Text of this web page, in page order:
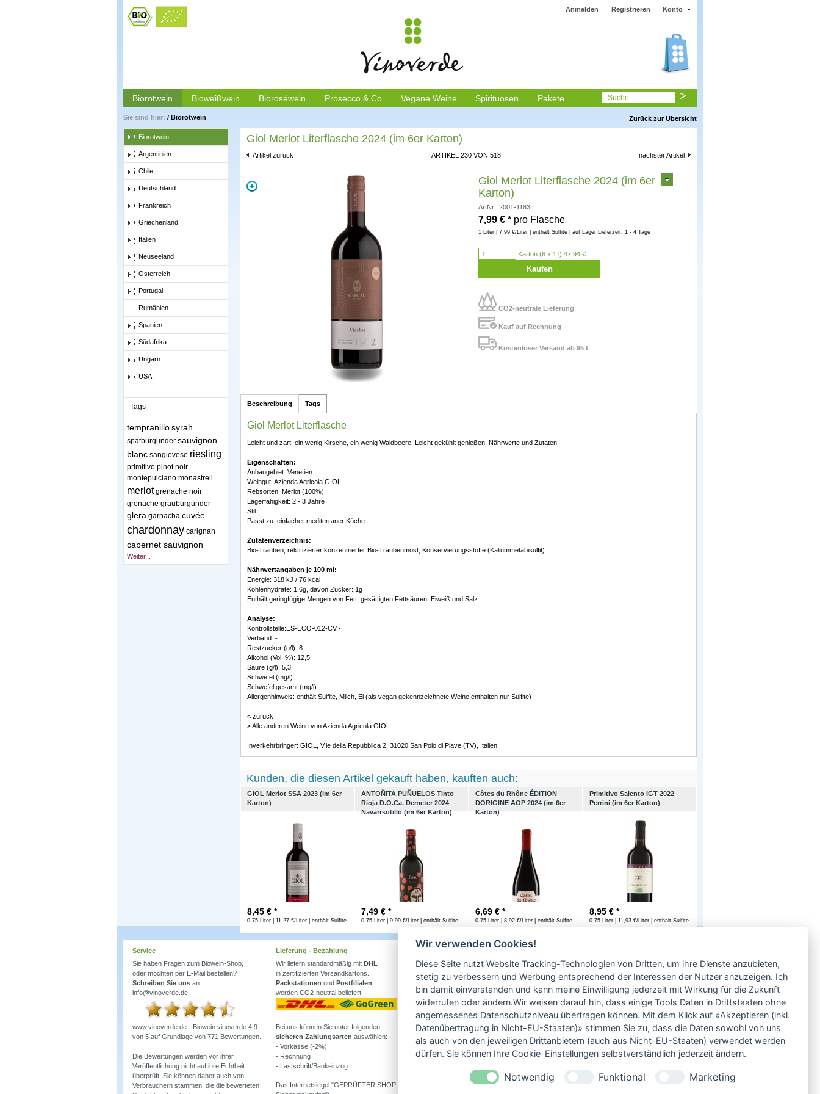
Konto
Anmelden Registrieren
Biorotwein Bioweißwein Bioroséwein Prosecco & Co Vegane Weine Spirituosen Pakete Suche
Sie sind hier: / Biorotwein
Biorotwein
Argentinien
Chile
Deutschland
Frankreich
Griechenland
Italien
Neuseeland
Österreich
Portugal
Rumänien
Spanien
Südafrika
Ungarn
USA
Tags
tempranillosyrah
spätburgunder sauvignon
blanc sangiovese riesling
primitivo pinot noir
montepulciano monastrell
merlot grenache noir
grenache grauburgunder
glera garnacha cuvée
chardonnay carignan
cabernet sauvignon
Weiter...
Zurück zur Übersicht
Giol Merlot Literflasche 2024 (im 6er Karton)
Artikel zurück ARTIKEL 230 VON 518 nächster Artikel
Giol Merlot Literflasche 2024 (im 6er
Karton)
ArtNr.: 2001-1183
7,99 € * pro Flasche
1 Liter | 7,99 €/Liter | enthält Sulfite | auf Lager Lieferzeit: 1 - 4 Tage
Karton (6 x 1 l) 47,94 €
Kaufen
CO2-neutrale Lieferung
Kauf auf Rechnung
Kostenloser Versand ab 95 €
Beschreibung Tags
Giol Merlot Literflasche
Leicht und zart, ein wenig Kirsche, ein wenig Waldbeere. Leicht gekühlt genießen. Nährwerte und Zutaten
Eigenschaften:
Anbaugebiet: Venetien
Weingut: Azienda Agricola GIOL
Rebsorten: Merlot (100%)
Lagerfähigkeit: 2 - 3 Jahre
Stil:
Passt zu: einfacher mediterraner Küche
Zutatenverzeichnis:
Bio-Trauben, rektifizierter konzentrierter Bio-Traubenmost, Konservierungsstoffe (Kaliummetabisulfit)
Nährwertangaben je 100 ml:
Energie: 318 kJ / 76 kcal
Kohlenhydrate: 1,6g, davon Zucker: 1g
Enthält geringfügige Mengen von Fett, gesättigten Fettsäuren, Eiweiß und Salz.
Analyse:
Kontrollstelle:ES-ECO-012-CV -
Verband: -
Restzucker (g/l): 8
Alkohol (Vol. %): 12,5
Säure (g/l): 5,3
Schwefel (mg/l):
Schwefel gesamt (mg/l):
Allergenhinweis: enthält Sulfite, Milch, Ei (als vegan gekennzeichnete Weine enthalten nur Sulfite)
< zurück
> Alle anderen Weine von Azienda Agricola GIOL
Inverkehrbringer: GIOL, V.le della Repubblica 2, 31020 San Polo di Piave (TV), Italien
Kunden, die diesen Artikel gekauft haben, kauften auch:
GIOL Merlot SSA 2023 (im 6er
Karton)
8,45 € *
0.75 Liter | 11,27 €/Liter | enthält Sulfite
ANTOÑITA PUÑUELOS Tinto
Rioja D.O.Ca. Demeter 2024
Navarrsotillo (im 6er Karton)
7,49 € *
0.75 Liter | 9,99 €/Liter | enthält Sulfite
Côtes du Rhône ÉDITION
DORIGINE AOP 2024 (im 6er
Karton)
6,69 € *
0.75 Liter | 8,92 €/Liter | enthält Sulfite
Primitivo Salento IGT 2022
Perrini (im 6er Karton)
8,95 € *
0.75 Liter | 11,93 €/Liter | enthält Sulfite
Service
Sie haben Fragen zum Biowein-Shop,
oder möchten per E-Mail bestellen?
Schreiben Sie uns an
info@vinoverde.de
www.vinoverde.de - Biowein vinoverde 4.9
von 5 auf Grundlage von 771 Bewertungen.
Die Bewertungen werden vor ihrer
Veröffentlichung nicht auf ihre Echtheit
überprüft. Sie können daher auch von
Verbrauchern stammen, die die bewerteten
Lieferung - Bezahlung
Wir liefern standardmäßig mit DHL
in zertifizierten Versandkartons.
Packstationen und Postfilialen
werden CO2-neutral beliefert.
Bei uns können Sie unter folgenden
sicheren Zahlungsarten auswählen:
- Vorkasse (-2%)
- Rechnung
- Lastschrift/Bankeinzug
Das Internetsiegel "GEPRÜFTER SHOP –
Wissenswertes
Erfahren Sie mehr über
Biowein in unserem Blog
oder Folgen Sie uns!
Facebook
Instagram
Veganer Wein
Was ist Weinstein?
Neben einem ausgesuchten Sortiment an
Biowein, Biospirituosen und Biofeinkost bieten
wir Ihnen u.a. folgende
Vorteile
große Auswahl
nur 5,79 EUR Versand (DE)
ab 95 EUR frei Haus (DE)
14 Tage Rückgaberecht
sichere Zahlung
Kauf auf Rechnung
Bio-zertifizierter Shop
Wir verwenden Cookies!
Diese Seite nutzt Website Tracking-Technologien von Dritten, um ihre Dienste anzubieten,
stetig zu verbessern und Werbung entsprechend der Interessen der Nutzer anzuzeigen. Ich
bin damit einverstanden und kann meine Einwilligung jederzeit mit Wirkung für die Zukunft
widerrufen oder ändern.Wir weisen darauf hin, dass einige Tools Daten in Drittstaaten ohne
angemessenes Datenschutzniveau übertragen können. Mit dem Klick auf «Akzeptieren (inkl.
Datenübertragung in Nicht-EU-Staaten)» stimmen Sie zu, dass die Daten sowohl von uns
als auch von den jeweiligen Drittanbietern (auch aus Nicht-EU-Staaten) verwendet werden
dürfen. Sie können Ihre Cookie-Einstellungen selbstverständlich jederzeit ändern.
Notwendig Funktional Marketing